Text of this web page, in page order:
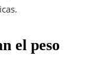
el peso